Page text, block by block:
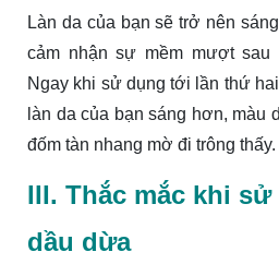
Làn da của bạn sẽ trở nên
cảm nhận sự mềm mượt
Ngay khi sử dụng tới lần thứ
làn da của bạn sáng hơn, màu
đốm tàn nhang mờ đi trông thấy.
III. Thắc mắc khi
dầu dừa